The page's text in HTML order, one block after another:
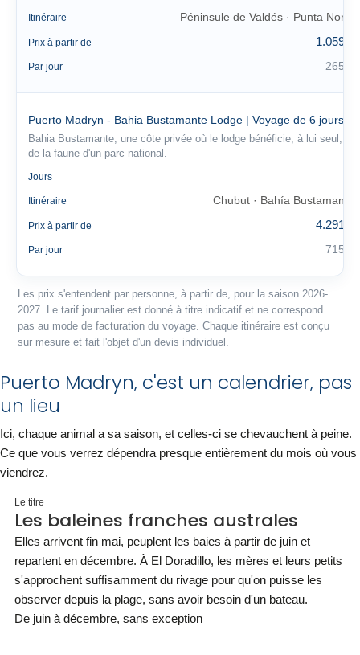
Itinéraire Péninsule de Valdés · Punta Norte
Prix à partir de 1.059 €
Par jour 265 €
Puerto Madryn - Bahia Bustamante Lodge | Voyage de 6 jours
Bahia Bustamante, une côte privée où le lodge bénéficie, à lui seul,
de la faune d'un parc national.
Jours
Itinéraire Chubut · Bahía Bustamante
Prix à partir de 4.291 €
Par jour 715 €
Les prix s'entendent par personne, à partir de, pour la saison 2026-
2027. Le tarif journalier est donné à titre indicatif et ne correspond
pas au mode de facturation du voyage. Chaque itinéraire est conçu
sur mesure et fait l'objet d'un devis individuel.
Puerto Madryn, c'est un calendrier, pas
un lieu
Ici, chaque animal a sa saison, et celles-ci se chevauchent à peine.
Ce que vous verrez dépendra presque entièrement du mois où vous
viendrez.
Le titre
Les baleines franches australes
Elles arrivent fin mai, peuplent les baies à partir de juin et
repartent en décembre. À El Doradillo, les mères et leurs petits
s'approchent suffisamment du rivage pour qu'on puisse les
observer depuis la plage, sans avoir besoin d'un bateau.
De juin à décembre, sans exception